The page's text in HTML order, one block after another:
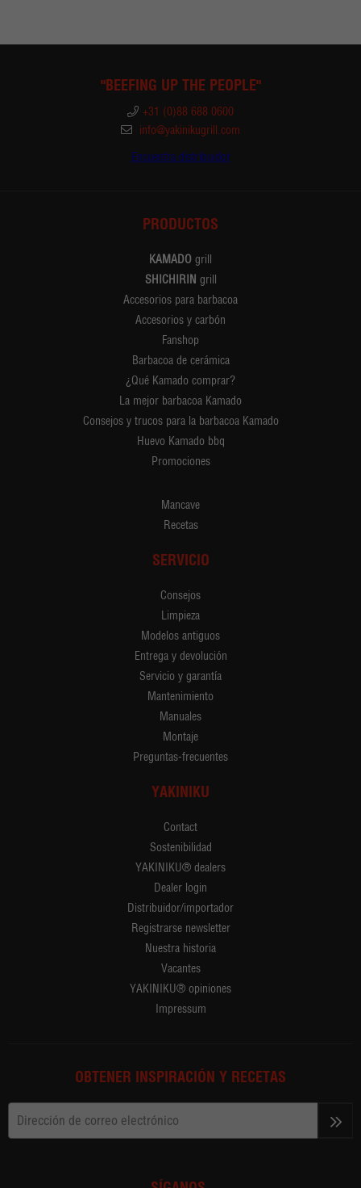
"BEEFING UP THE PEOPLE"
+31 (0)88 688 0600
info@yakinikugrill.com
Encuentra distribuidor
PRODUCTOS
KAMADO grill
SHICHIRIN grill
Accesorios para barbacoa
Accesorios y carbón
Fanshop
Barbacoa de cerámica
¿Qué Kamado comprar?
La mejor barbacoa Kamado
Consejos y trucos para la barbacoa Kamado
Huevo Kamado bbq
Promociones
Mancave
Recetas
SERVICIO
Consejos
Limpieza
Modelos antiguos
Entrega y devolución
Servicio y garantía
Mantenimiento
Manuales
Montaje
Preguntas-frecuentes
YAKINIKU
Contact
Sostenibilidad
YAKINIKU® dealers
Dealer login
Distribuidor/importador
Registrarse newsletter
Nuestra historia
Vacantes
YAKINIKU® opiniones
Impressum
OBTENER INSPIRACIÓN Y RECETAS